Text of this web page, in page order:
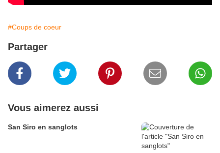
#Coups de coeur
Partager
Vous aimerez aussi
San Siro en sanglots